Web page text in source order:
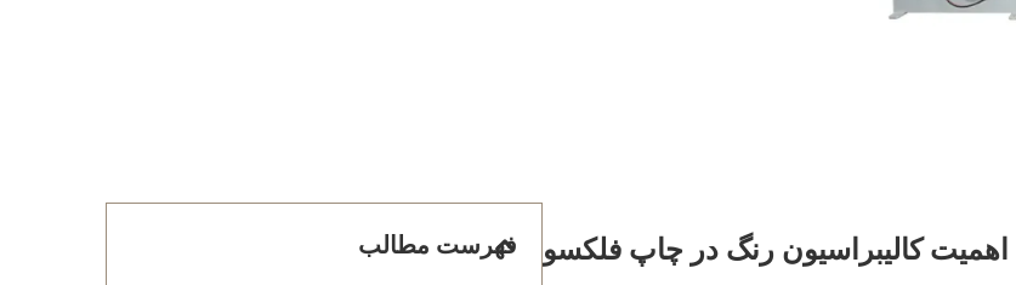
کالیبراسیون رنگ در چاپ فلکسو فهرست مطالب